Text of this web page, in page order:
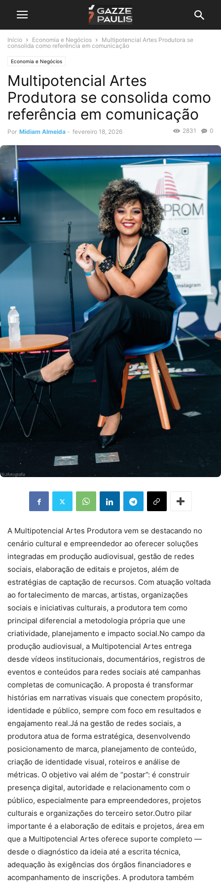
Início Economia e Negócios
Multipotencial Artes Produtora se
consolida como referência em comunicação
Economia e Negócios
Multipotencial Artes
Produtora se consolida como
referência em comunicação
Por Midiam Almeida - fevereiro 18, 2026 0
2831
A Multipotencial Artes Produtora vem se destacando no
cenário cultural e empreendedor ao oferecer soluções
integradas em produção audiovisual, gestão de redes
sociais, elaboração de editais e projetos, além de
estratégias de captação de recursos. Com atuação voltada
ao fortalecimento de marcas, artistas, organizações
sociais e iniciativas culturais, a produtora tem como
principal diferencial a metodologia própria que une
criatividade, planejamento e impacto social.No campo da
produção audiovisual, a Multipotencial Artes entrega
desde vídeos institucionais, documentários, registros de
eventos e conteúdos para redes sociais até campanhas
completas de comunicação. A proposta é transformar
histórias em narrativas visuais que conectem propósito,
identidade e público, sempre com foco em resultados e
engajamento real.Já na gestão de redes sociais, a
produtora atua de forma estratégica, desenvolvendo
posicionamento de marca, planejamento de conteúdo,
criação de identidade visual, roteiros e análise de
métricas. O objetivo vai além de “postar”: é construir
presença digital, autoridade e relacionamento com o
público, especialmente para empreendedores, projetos
culturais e organizações do terceiro setor.Outro pilar
importante é a elaboração de editais e projetos, área em
que a Multipotencial Artes oferece suporte completo —
desde o diagnóstico da ideia até a escrita técnica,
adequação às exigências dos órgãos financiadores e
acompanhamento de inscrições. A produtora também